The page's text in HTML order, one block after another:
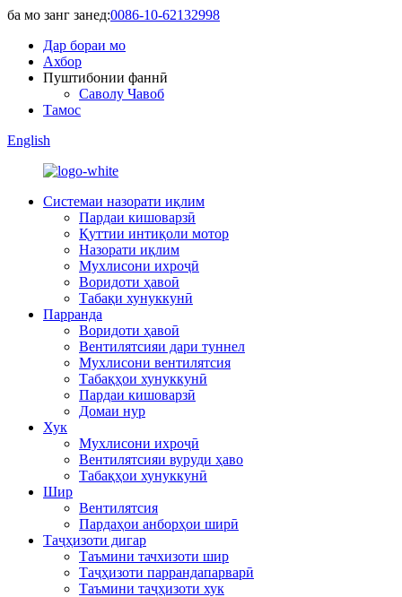
ба мо занг занед:0086-10-62132998
Дар бораи мо
Ахбор
Пуштибонии фаннӣ
Саволу Чавоб
Тамос
English
Системаи назорати иқлим
Пардаи кишоварзӣ
Қуттии интиқоли мотор
Назорати иқлим
Мухлисони ихроҷӣ
Воридоти ҳавоӣ
Табақи хунуккунӣ
Парранда
Воридоти ҳавоӣ
Вентилятсияи дари туннел
Мухлисони вентилятсия
Табақҳои хунуккунӣ
Пардаи кишоварзӣ
Домаи нур
Хук
Мухлисони ихроҷӣ
Вентилятсияи вуруди ҳаво
Табақҳои хунуккунӣ
Шир
Вентилятсия
Пардаҳои анборҳои ширӣ
Таҷҳизоти дигар
Таъмини тачхизоти шир
Таҷҳизоти паррандапарварӣ
Таъмини таҷҳизоти хук